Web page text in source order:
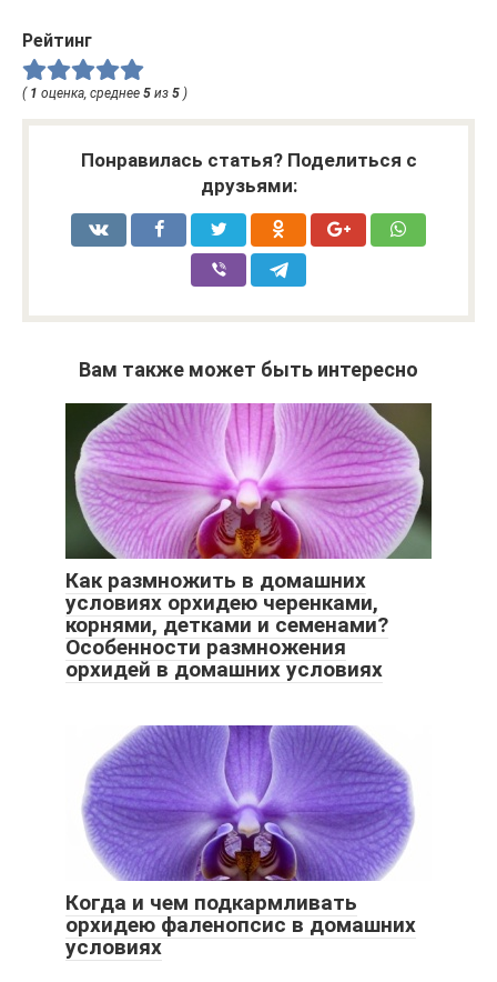
Рейтинг
( 1 оценка, среднее 5 из 5 )
Понравилась статья? Поделиться с
друзьями:
Вам также может быть интересно
Как размножить в домашних
условиях орхидею черенками,
корнями, детками и семенами?
Особенности размножения
орхидей в домашних условиях
Когда и чем подкармливать
орхидею фаленопсис в домашних
условиях